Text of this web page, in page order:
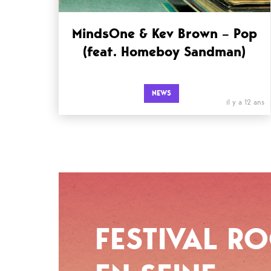
MindsOne & Kev Brown – Pop
(feat. Homeboy Sandman)
NEWS
il y a 12 ans
FESTIVAL